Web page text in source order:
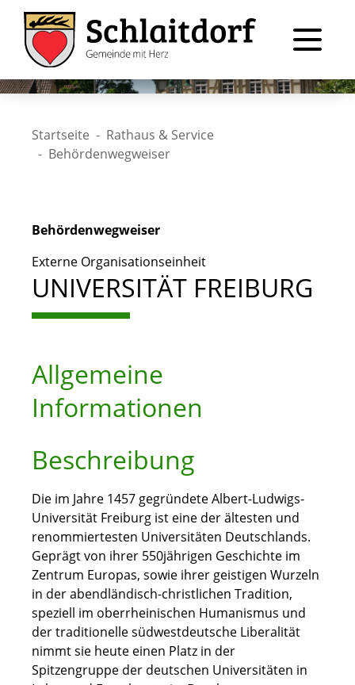
Startseite
Rathaus & Service
Behördenwegweiser
Behördenwegweiser
Externe Organisationseinheit
UNIVERSITÄT FREIBURG
Allgemeine
Informationen
Beschreibung
Die im Jahre 1457 gegründete Albert-Ludwigs-
Universität Freiburg ist eine der ältesten und
renommiertesten Universitäten Deutschlands.
Geprägt von ihrer 550jährigen Geschichte im
Zentrum Europas, sowie ihrer geistigen Wurzeln
in der abendländisch-christlichen Tradition,
speziell im oberrheinischen Humanismus und
der traditionelle südwestdeutsche Liberalität
nimmt sie heute einen Platz in der
Spitzengruppe der deutschen Universitäten in